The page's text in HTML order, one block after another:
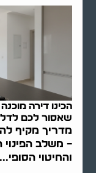
שאסור לכם
– משלב הפינוי
והחיטוי הסופי...